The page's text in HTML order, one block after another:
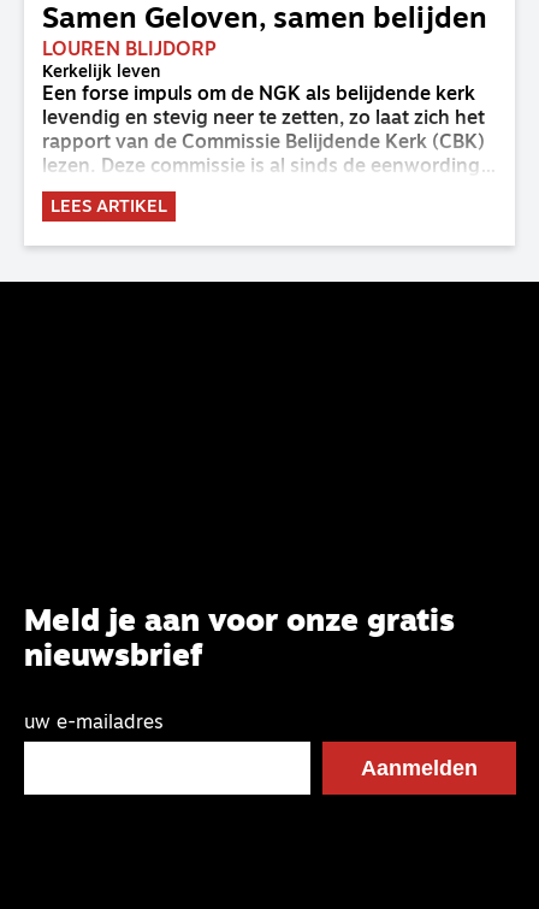
Samen Geloven, samen belijden
LOUREN BLIJDORP
Kerkelijk leven
Een forse impuls om de NGK als belijdende kerk
levendig en stevig neer te zetten, zo laat zich het
rapport van de Commissie Belijdende Kerk (CBK)
lezen. Deze commissie is al sinds de eenwording
van de GKv en NGK actief en kreeg van de
synode van Deventer in 2023 de opdracht om
belijdenis en bij te dragen aan de verlevendiging
LEES ARTIKEL
Meld je aan voor onze gratis
nieuwsbrief
uw e-mailadres